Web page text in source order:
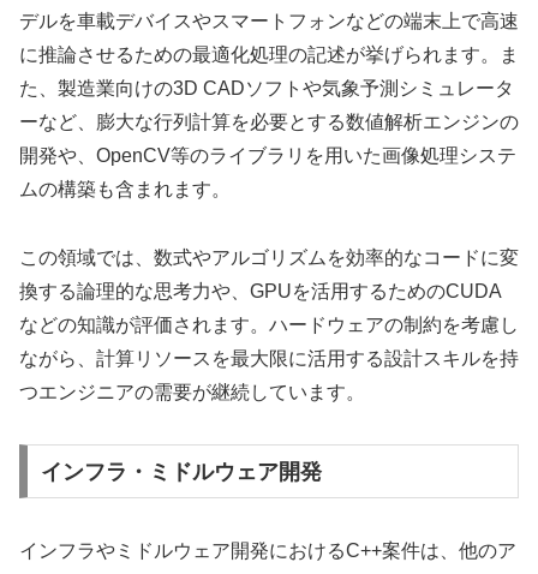
デルを車載デバイスやスマートフォンなどの端末上で高速
に推論させるための最適化処理の記述が挙げられます。ま
た、製造業向けの3D CADソフトや気象予測シミュレータ
ーなど、膨大な行列計算を必要とする数値解析エンジンの
開発や、OpenCV等のライブラリを用いた画像処理システ
ムの構築も含まれます。
この領域では、数式やアルゴリズムを効率的なコードに変
換する論理的な思考力や、GPUを活用するためのCUDA
などの知識が評価されます。ハードウェアの制約を考慮し
ながら、計算リソースを最大限に活用する設計スキルを持
つエンジニアの需要が継続しています。
インフラ・ミドルウェア開発
インフラやミドルウェア開発におけるC++案件は、他のア